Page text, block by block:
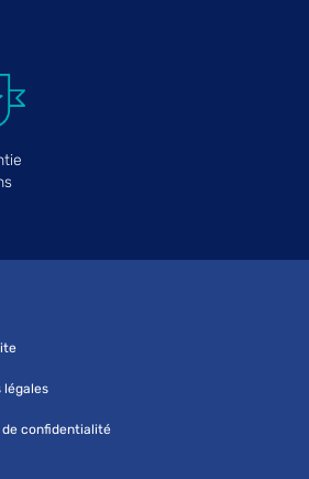
légales
de confidentialité